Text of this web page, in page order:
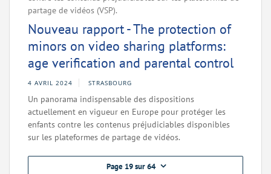
partage de vidéos (VSP).
Nouveau rapport - The protection of
minors on video sharing platforms:
age verification and parental control
4 AVRIL 2024 STRASBOURG
Un panorama indispensable des dispositions
actuellement en vigueur en Europe pour protéger les
enfants contre les contenus préjudiciables disponibles
sur les plateformes de partage de vidéos.
Page 19 sur 64